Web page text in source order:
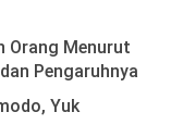
Orang Menurut
Pengaruhnya
Yuk